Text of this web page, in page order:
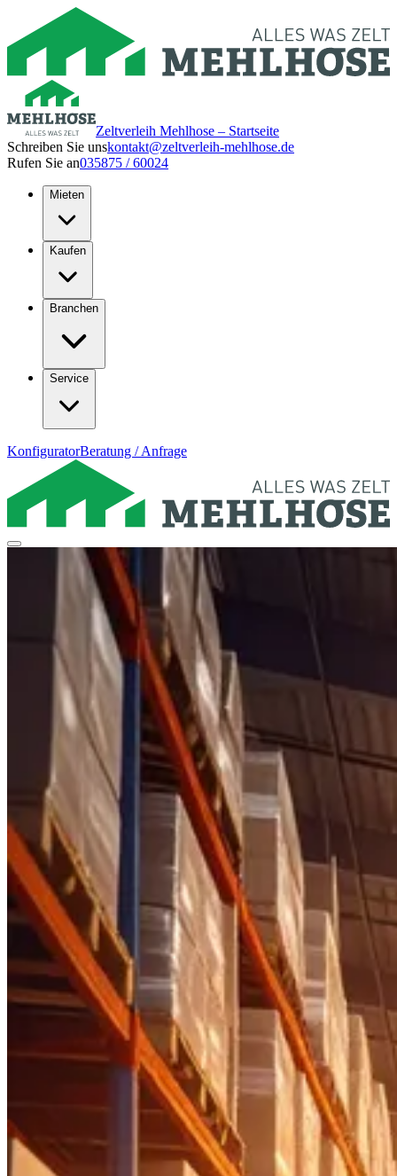
Zeltverleih Mehlhose – Startseite
Schreiben Sie unskontakt@zeltverleih-mehlhose.de
Rufen Sie an035875 / 60024
Mieten
Kaufen
Branchen
Service
KonfiguratorBeratung / Anfrage